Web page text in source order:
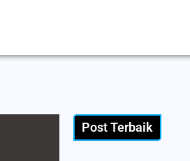
Post Terbaik